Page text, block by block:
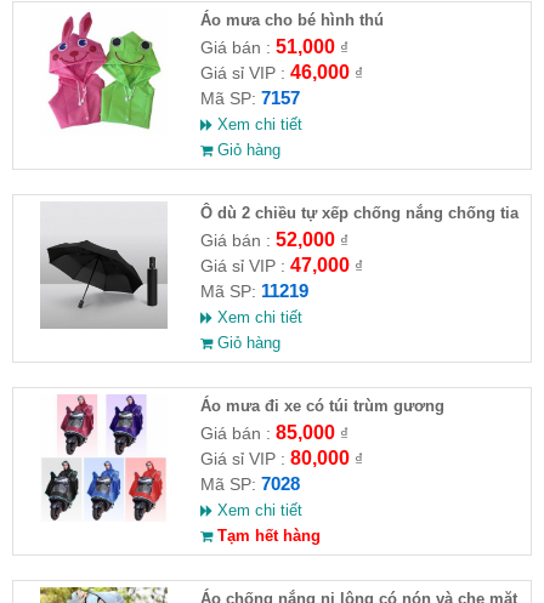
Áo mưa cho bé hình thú
Giá bán : 51,000₫
Giá sỉ VIP : 46,000₫
Mã SP: 7157
Xem chi tiết
Giỏ hàng
Ô dù 2 chiều tự xếp chống nắng chống tia
UV
Giá bán : 52,000₫
Giá sỉ VIP : 47,000₫
Mã SP: 11219
Xem chi tiết
Giỏ hàng
Áo mưa đi xe có túi trùm gương
Giá bán : 85,000₫
Giá sỉ VIP : 80,000₫
Mã SP: 7028
Xem chi tiết
Tạm hết hàng
Áo chống nắng ni lông có nón và che mặt